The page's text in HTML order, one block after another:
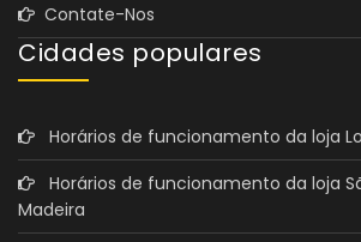
Contate-Nos
Cidades populares
Horários de funcionamento da loja
Horários de funcionamento da loja
Madeira